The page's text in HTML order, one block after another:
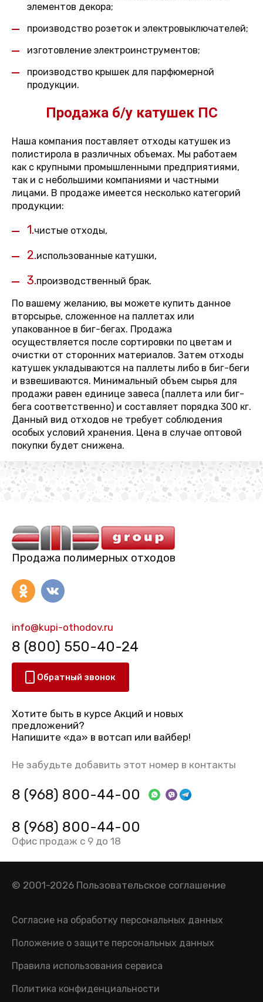
элементов декора;
производство розеток и электровыключателей;
изготовление электроинструментов;
производство крышек для парфюмерной
продукции.
Продажа б/у катушек ПС
Наша компания поставляет отходы катушек из
полистирола в различных объемах. Мы работаем
как с крупными промышленными предприятиями,
так и с небольшими компаниями и частными
лицами. В продаже имеется несколько категорий
продукции:
1.чистые отходы,
2.использованные катушки,
3.производственный брак.
По вашему желанию, вы можете купить данное
вторсырье, сложенное на паллетах или
упакованное в биг-бегах. Продажа
осуществляется после сортировки по цветам и
очистки от сторонних материалов. Затем отходы
катушек укладываются на паллеты либо в биг-беги
и взвешиваются. Минимальный объем сырья для
продажи равен единице завеса (паллета или биг-
бега соответственно) и составляет порядка 300 кг.
Данный вид отходов не требует соблюдения
особых условий хранения. Цена в случае оптовой
покупки будет снижена.
Продажа полимерных отходов
info@kupi-othodov.ru
8 (800) 550-40-24
Обратный звонок
Хотите быть в курсе Акций и новых
предложений?
Напишите «да» в вотсап или вайбер!
Не забудьте добавить этот номер в контакты
8 (968) 800-44-00
8 (968) 800-44-00
Офис продаж с 9 до 18
© 2001-2026 Пользовательское соглашение
Согласие на обработку персональных данных
Положение о защите персональных данных
Правила использования сервиса
Политика конфиденциальности